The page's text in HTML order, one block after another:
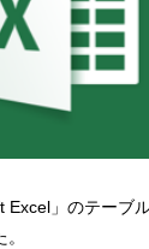
Excel」のテーブ